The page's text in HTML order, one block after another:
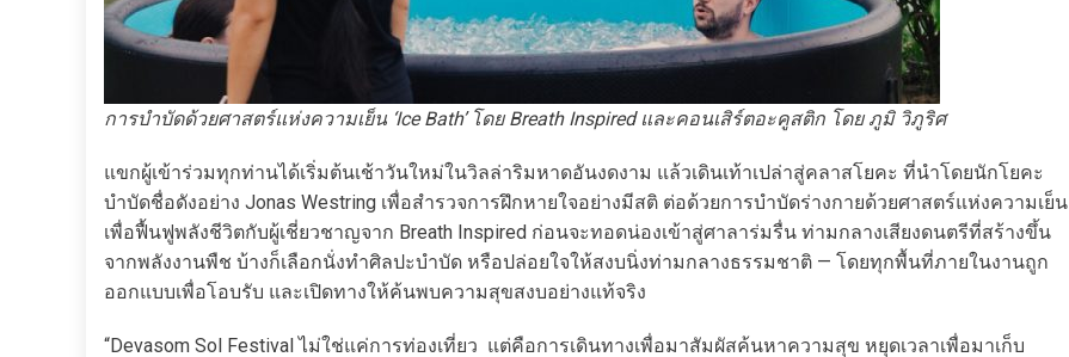
การบำบัดด้วยศาสตร์แห่งความเย็น ‘Ice Bath’ โดย Breath Inspired และคอนเสิร์ตอะคูสติก โดย ภูมิ วิภูริศ
แขกผู้เข้าร่วมทุกท่านได้เริ่มต้นเช้าวันใหม่ในวิลล่าริมหาดอันงดงาม แล้วเดินเท้าเปล่าสู่คลาสโยคะ ที่นำโดยนักโยคะ
บำบัดชื่อดังอย่าง Jonas Westring เพื่อสำรวจการฝึกหายใจอย่างมีสติ ต่อด้วยการบำบัดร่างกายด้วยศาสตร์แห่งความเย็น
เพื่อฟื้นฟูพลังชีวิตกับผู้เชี่ยวชาญจาก Breath Inspired ก่อนจะทอดน่องเข้าสู่ศาลาร่มรื่น ท่ามกลางเสียงดนตรีที่สร้างขึ้น
จากพลังงานพืช บ้างก็เลือกนั่งทำศิลปะบำบัด หรือปล่อยใจให้สงบนิ่งท่ามกลางธรรมชาติ — โดยทุกพื้นที่ภายในงานถูก
ออกแบบเพื่อโอบรับ และเปิดทางให้ค้นพบความสุขสงบอย่างแท้จริง
“Devasom Sol Festival ไม่ใช่แค่การท่องเที่ยว แต่คือการเดินทางเพื่อมาสัมผัสค้นหาความสุข หยุดเวลาเพื่อมาเก็บ